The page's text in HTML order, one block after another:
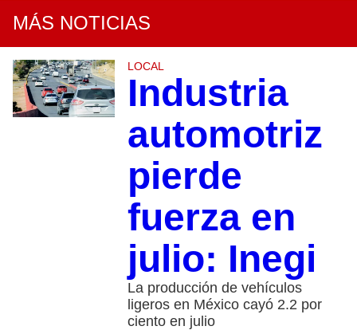
MÁS NOTICIAS
LOCAL
Industria
automotriz
pierde
fuerza en
julio: Inegi
La producción de vehículos
ligeros en México cayó 2.2 por
ciento en julio